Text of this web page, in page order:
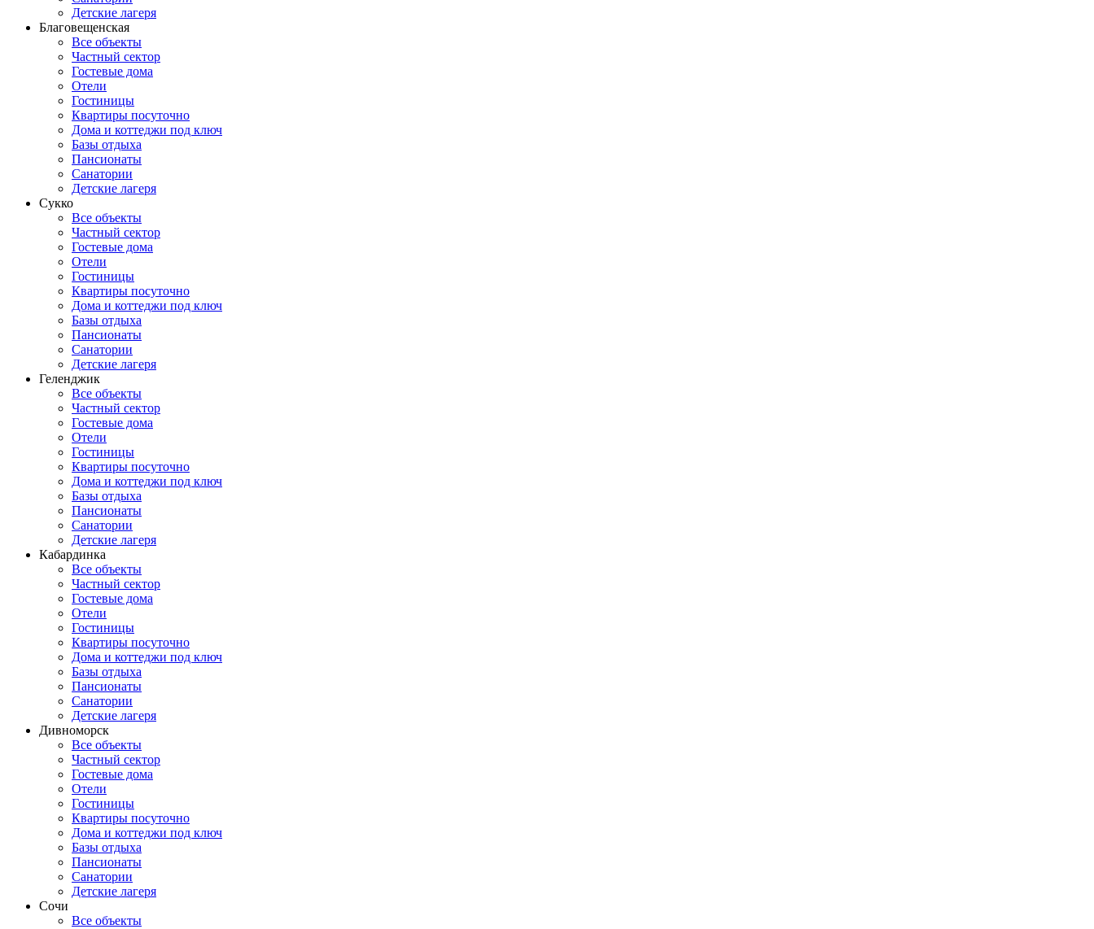
Детские лагеря
Благовещенская
Все объекты
Частный сектор
Гостевые дома
Отели
Гостиницы
Квартиры посуточно
Дома и коттеджи под ключ
Базы отдыха
Пансионаты
Санатории
Детские лагеря
Сукко
Все объекты
Частный сектор
Гостевые дома
Отели
Гостиницы
Квартиры посуточно
Дома и коттеджи под ключ
Базы отдыха
Пансионаты
Санатории
Детские лагеря
Геленджик
Все объекты
Частный сектор
Гостевые дома
Отели
Гостиницы
Квартиры посуточно
Дома и коттеджи под ключ
Базы отдыха
Пансионаты
Санатории
Детские лагеря
Кабардинка
Все объекты
Частный сектор
Гостевые дома
Отели
Гостиницы
Квартиры посуточно
Дома и коттеджи под ключ
Базы отдыха
Пансионаты
Санатории
Детские лагеря
Дивноморск
Все объекты
Частный сектор
Гостевые дома
Отели
Гостиницы
Квартиры посуточно
Дома и коттеджи под ключ
Базы отдыха
Пансионаты
Санатории
Детские лагеря
Сочи
Все объекты